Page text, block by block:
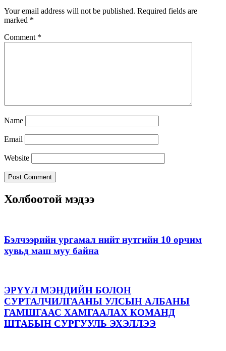
Your email address will not be published. Required fields are
marked *
Comment *
Name
Email
Website
Холбоотой мэдээ
Бэлчээрийн ургамал нийт нутгийн 10 орчим
хувьд маш муу байна
ЭРҮҮЛ МЭНДИЙН БОЛОН
СУРТАЛЧИЛГААНЫ УЛСЫН АЛБАНЫ
ГАМШГААС ХАМГААЛАХ КОМАНД
ШТАБЫН СУРГУУЛЬ ЭХЭЛЛЭЭ